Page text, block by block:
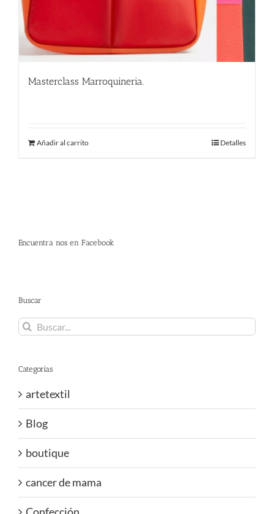
Masterclass Marroquineria.
Añadir al carrito Detalles
Encuentra nos en Facebook
Buscar
Buscar:
Categorías
artetextil
Blog
boutique
cancer de mama